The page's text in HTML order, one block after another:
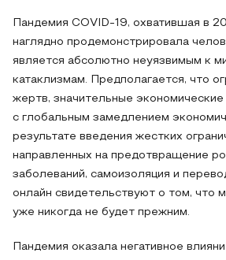
Пандемия COVID-19, охватившая в
наглядно продемонстрировала
является абсолютно неуязвимым к
катаклизмам. Предполагается, что
жертв, значительные экономические
с глобальным замедлением
результате введения жестких
направленных на предотвращение
заболеваний, самоизоляция и
онлайн свидетельствуют о том, что
уже никогда не будет прежним.
Пандемия оказала негативное